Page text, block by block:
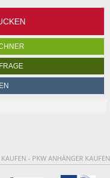
- PKW ANHÄNGER KAUFEN